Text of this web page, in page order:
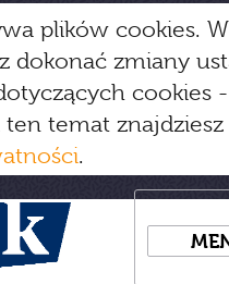
plików cookies.
dokonać zmiany
cookies
temat
.